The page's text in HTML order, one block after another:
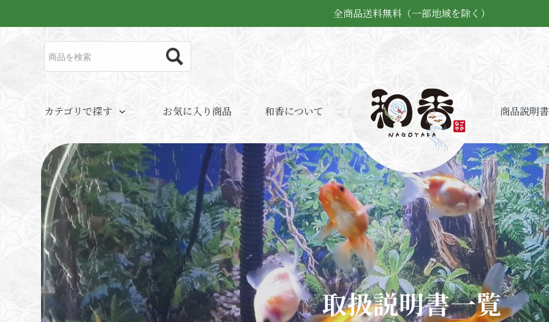
全商品送料無料（一部地域を除く）
カテゴリで探す お気に入り商品 和香について 商品説明書
取扱説明書一覧